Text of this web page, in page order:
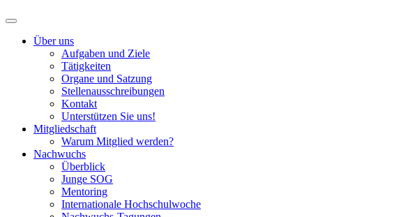
Über uns
Aufgaben und Ziele
Tätigkeiten
Organe und Satzung
Stellenausschreibungen
Kontakt
Unterstützen Sie uns!
Mitgliedschaft
Warum Mitglied werden?
Nachwuchs
Überblick
Junge SOG
Mentoring
Internationale Hochschulwoche